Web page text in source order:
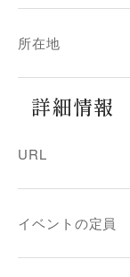
所在地
詳細情報
URL
イベントの定員